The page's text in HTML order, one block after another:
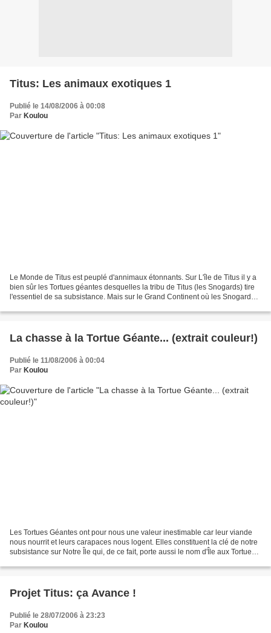
Titus: Les animaux exotiques 1
Publié le 14/08/2006 à 00:08
Par Koulou
Le Monde de Titus est peuplé d'annimaux étonnants. Sur L'île de Titus il y a
bien sûr les Tortues géantes desquelles la tribu de Titus (les Snogards) tire
l'essentiel de sa subsistance. Mais sur le Grand Continent où les Snogards
La chasse à la Tortue Géante... (extrait couleur!)
Publié le 11/08/2006 à 00:04
Par Koulou
Les Tortues Géantes ont pour nous une valeur inestimable car leur viande
nous nourrit et leurs carapaces nous logent. Elles constituent la clé de notre
subsistance sur Notre Île qui, de ce fait, porte aussi le nom d'Île aux Tortues.
Projet Titus: ça Avance !
Publié le 28/07/2006 à 23:23
Par Koulou